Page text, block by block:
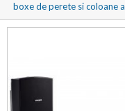
boxe de perete si coloane